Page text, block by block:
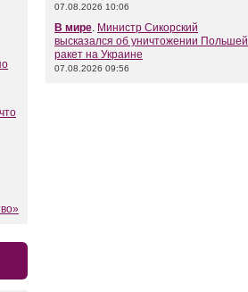
07.08.2026 10:06
В мире. Министр Сикорский
высказался об уничтожении Польшей
ракет на Украине
07.08.2026 09:56